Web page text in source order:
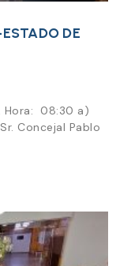
DE
Hora: 08:30 a)
Concejal Pablo